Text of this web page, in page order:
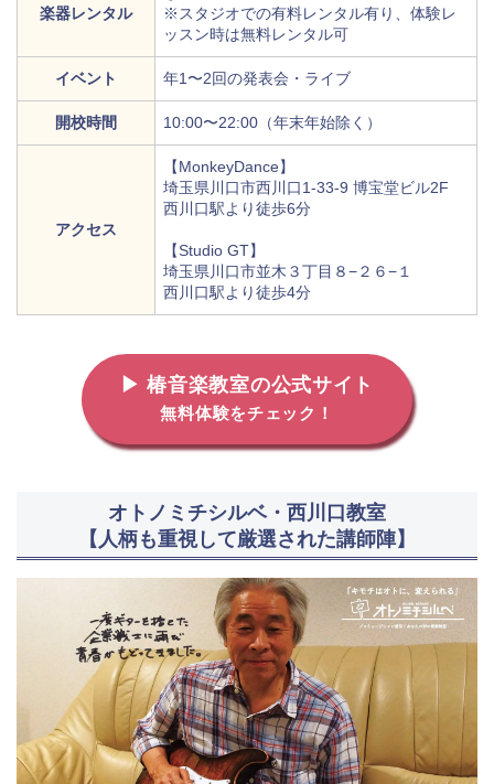
楽器レンタル
※スタジオでの有料レンタル有り、体験レ
ッスン時は無料レンタル可
イベント 年1〜2回の発表会・ライブ
開校時間 10:00〜22:00（年末年始除く）
アクセス
【MonkeyDance】
埼玉県川口市西川口1-33-9 博宝堂ビル2F
西川口駅より徒歩6分
【Studio GT】
埼玉県川口市並木３丁目８−２６−１
西川口駅より徒歩4分
▶ 椿音楽教室の公式サイト
無料体験をチェック！
オトノミチシルベ・西川口教室
【人柄も重視して厳選された講師陣】